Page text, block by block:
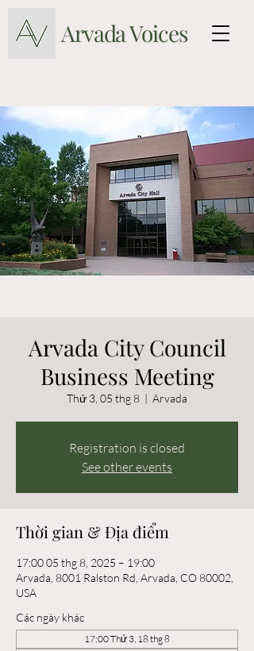
Arvada Voices
Arvada City Council
Business Meeting
Thứ 3, 05 thg 8
  |
Arvada
Registration is closed
See other events
Thời gian & Địa điểm
17:00 05 thg 8, 2025 – 19:00
Arvada, 8001 Ralston Rd, Arvada, CO 80002,
USA
Các ngày khác
17:00 Thứ 3, 18 thg 8